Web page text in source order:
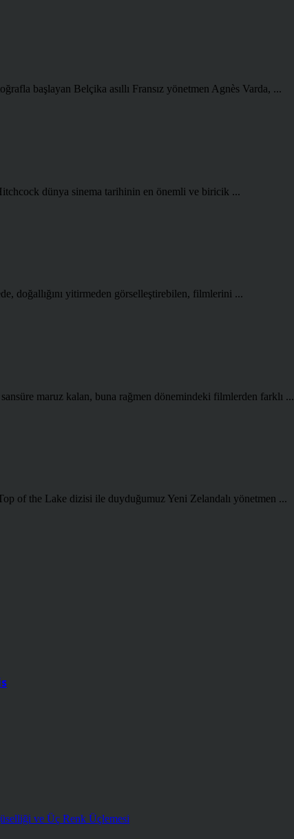
başlayan Belçika asıllı Fransız yönetmen Agnès Varda, ...
dünya sinema tarihinin en önemli ve biricik ...
doğallığını yitirmeden görselleştirebilen, filmlerini ...
maruz kalan, buna rağmen dönemindeki filmlerden farklı ...
of the Lake dizisi ile duyduğumuz Yeni Zelandalı yönetmen ...